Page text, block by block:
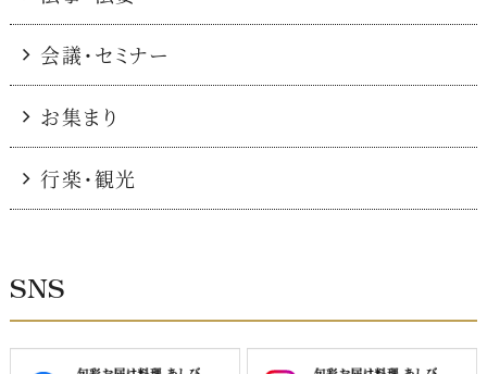
会議・セミナー
お集まり
行楽・観光
SNS